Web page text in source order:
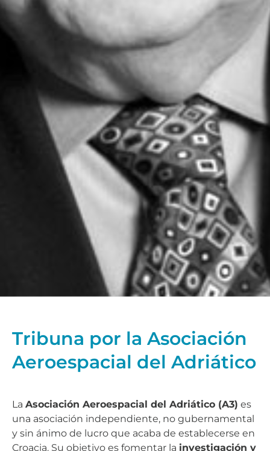
Tribuna por la Asociación
Aeroespacial del Adriático
La Asociación Aeroespacial del Adriático (A3) es
una asociación independiente, no gubernamental
y sin ánimo de lucro que acaba de establecerse en
Croacia. Su objetivo es fomentar la investigación y